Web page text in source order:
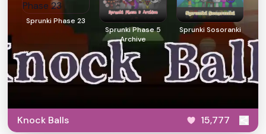
Sprunki Phase 23
Sprunki Phase 5
Archive
Sprunki Sosoranki
Knock Balls 15,777